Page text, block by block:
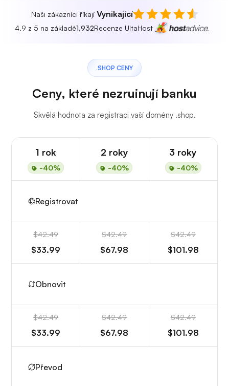
Naši zákazníci říkají Vynikající
4.9 z 5 na základě1,932Recenze UltaHost
.SHOP CENY
Ceny, které nezruinují banku
Skvělá hodnota za registraci vaší domény .shop.
1 rok
-40%
2 roky
-40%
3 roky
-40%
Registrovat
$42.49
$33.99
$42.49
$67.98
$42.49
$101.98
Obnovit
$42.49
$33.99
$42.49
$67.98
$42.49
$101.98
Převod